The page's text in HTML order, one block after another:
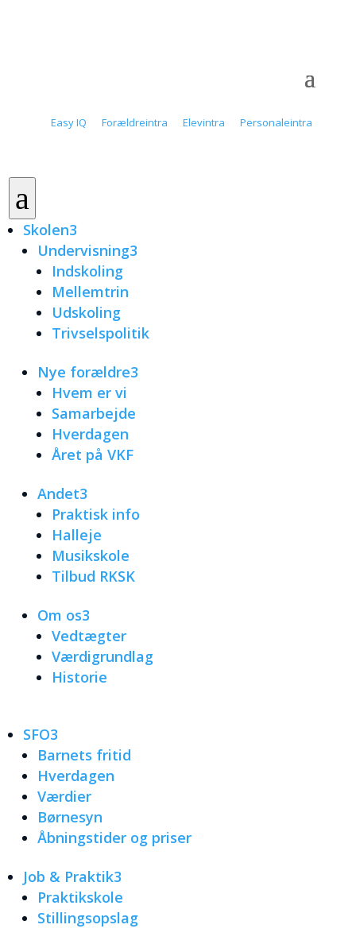
Easy IQ Forældreintra Elevintra Personaleintra
a
Skolen3
Undervisning3
Indskoling
Mellemtrin
Udskoling
Trivselspolitik
Nye forældre3
Hvem er vi
Samarbejde
Hverdagen
Året på VKF
Andet3
Praktisk info
Halleje
Musikskole
Tilbud RKSK
Om os3
Vedtægter
Værdigrundlag
Historie
SFO3
Barnets fritid
Hverdagen
Værdier
Børnesyn
Åbningstider og priser
Job & Praktik3
Praktikskole
Stillingsopslag